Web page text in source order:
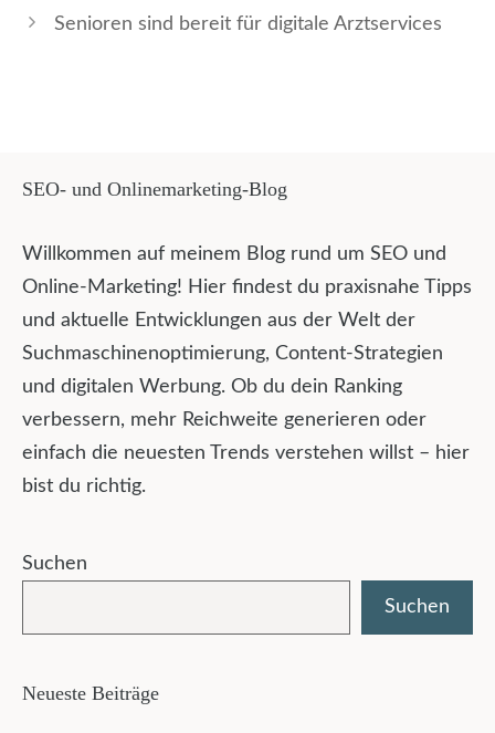
Senioren sind bereit für digitale Arztservices
SEO- und Onlinemarketing-Blog
Willkommen auf meinem Blog rund um SEO und
Online-Marketing! Hier findest du praxisnahe Tipps
und aktuelle Entwicklungen aus der Welt der
Suchmaschinenoptimierung, Content-Strategien
und digitalen Werbung. Ob du dein Ranking
verbessern, mehr Reichweite generieren oder
einfach die neuesten Trends verstehen willst – hier
bist du richtig.
Suchen
Suchen
Neueste Beiträge